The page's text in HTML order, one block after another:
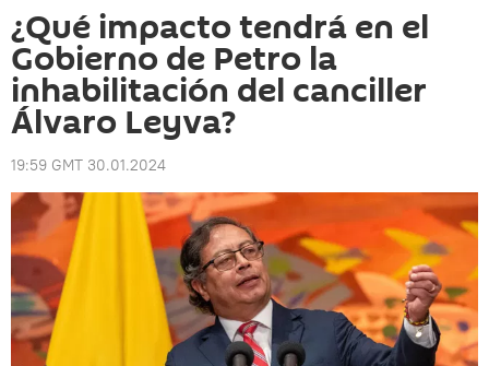
¿Qué impacto tendrá en el
Gobierno de Petro la
inhabilitación del canciller
Álvaro Leyva?
19:59 GMT 30.01.2024